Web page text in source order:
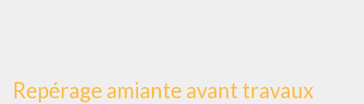
Repérage amiante avant travaux